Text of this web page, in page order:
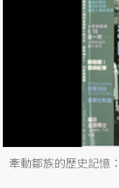
牽動鄒族的歷史記憶